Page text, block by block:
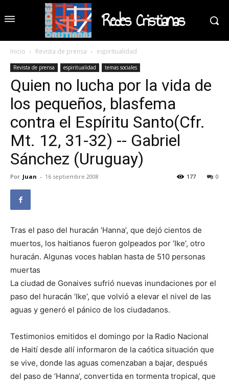
Redes Cristianas
Inicio Revista de prensa espiritualidad
Revista de prensa espiritualidad temas sociales
Quien no lucha por la vida de
los pequeños, blasfema
contra el Espíritu Santo(Cfr.
Mt. 12, 31-32) -- Gabriel
Sánchez (Uruguay)
Por Juan - 16 septiembre 2008 0
177
Tras el paso del huracán ‘Hanna’, que dejó cientos de
muertos, los haitianos fueron golpeados por ‘Ike’, otro
huracán. Algunas voces hablan hasta de 510 personas
muertas
La ciudad de Gonaives sufrió nuevas inundaciones por el
paso del huracán ‘Ike’, que volvió a elevar el nivel de las
aguas y generó el pánico de los ciudadanos.
Testimonios emitidos el domingo por la Radio Nacional
de Haití desde allí informaron de la caótica situación que
se vive, donde las aguas comenzaban a bajar, después
del paso de ‘Hanna’, convertida en tormenta tropical, que